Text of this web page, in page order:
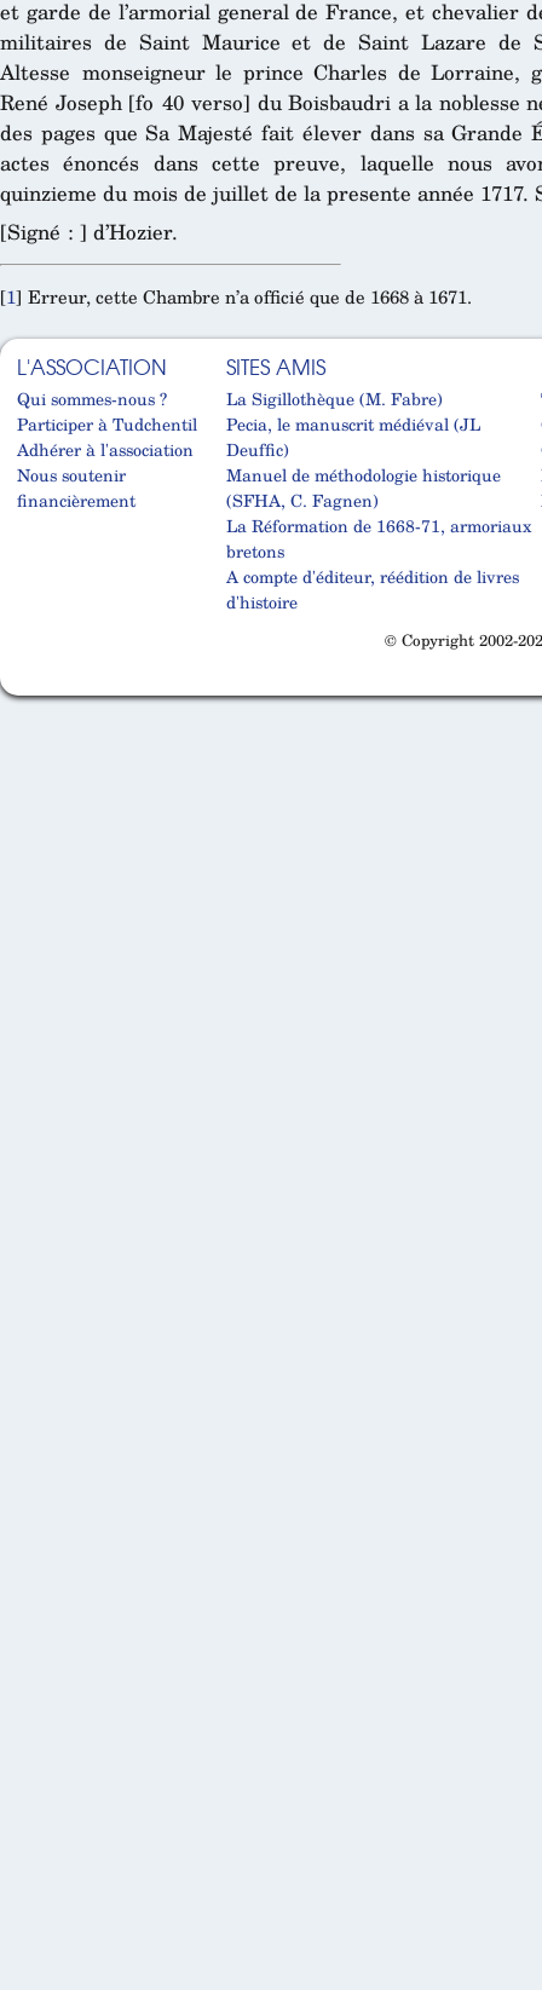
et garde de l’armorial general de France, et chevalier
militaires de Saint Maurice et de Saint Lazare de
Altesse monseigneur le prince Charles de Lorraine,
René Joseph [fo 40 verso] du Boisbaudri a la noblesse
des pages que Sa Majesté fait élever dans sa
actes énoncés dans cette preuve, laquelle nous
quinzieme du mois de juillet de la presente année 1717.
[Signé : ] d’Hozier.
[1] Erreur, cette Chambre n’a officié que de 1668 à 1671.
L'ASSOCIATION
Qui sommes-nous ?
Participer à Tudchentil
Adhérer à l'association
Nous soutenir
financièrement
SITES AMIS
La Sigillothèque (M. Fabre)
Pecia, le manuscrit médiéval (JL
Deuffic)
Manuel de méthodologie historique
(SFHA, C. Fagnen)
La Réformation de 1668-71, armoriaux
bretons
A compte d'éditeur, réédition de livres
d'histoire
© Copyright 2002-